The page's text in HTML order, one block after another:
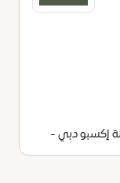
إكسبو دبي -